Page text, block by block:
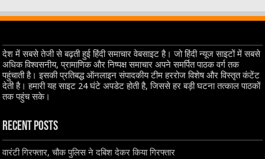
देश में सबसे तेजी से बढ़ती हुई हिंदी समाचार वेबसाइट है। जो हिंदी न्यूज साइटों में सबसे
अधिक विश्वसनीय, प्रामाणिक और निष्पक्ष समाचार अपने समर्पित पाठक वर्ग तक
पहुंचाती है। इसकी प्रतिबद्ध ऑनलाइन संपादकीय टीम हररोज विशेष और विस्तृत कंटेंट
देती है। हमारी यह साइट 24 घंटे अपडेट होती है, जिससे हर बड़ी घटना तत्काल पाठकों
तक पहुंच सके।
Recent Posts
वारंटी गिरफ्तार, चौक पुलिस ने दबिश देकर किया गिरफ्तार